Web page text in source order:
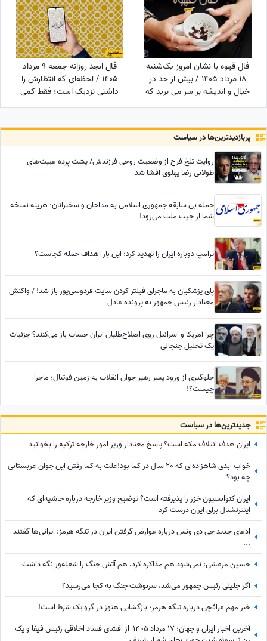
فال قهوه با نشان امروز یک‌شنبه
18 مرداد 1405 / بیش از حد در
خیال و اندیشه بر سر می برید که
این ...
فال ابجد روزانه جمعه 9 مرداد
1405 / لحظه‌ای که انتظارش را
داشتی نزدیک است؛ فقط کمی
دیگر صبر کن تا نور زندگی‌ات را پر
پربازدید‌ترین‌ها در سیاست
روایت تلخ فرح از وضعیت روحی فرزندش/ پشت پرده غیبت‌های
طولانی رضا پهلوی افشا شد
حمله بی سابقه جمهوری اسلامی به مداحان و سخنرانان؛ هزینه نسخه
شما از جیب ملت می‌رود!
ترامپ دوباره ایران را تهدید کرد؛ این بار اهداف حمله کجاست؟
پای پزشکیان به ماجرای فیلتر کردن سایت فردوسی‌پور باز شد! / واکنش
معنادار رئیس جمهور به پرونده عادل
چرا آمریکا و اسرائیل روی اصلاح‌طلبان ایران حساب باز می‌کنند؟ جزئیات
یک تحلیل جنجالی
جلوگیری از ورود پسر رهبر جوان انقلاب به زمین فوتبال؛ ماجرا
چیست؟!
جدید‌ترین‌ها در سیاست
ایران هدف ائتلاف مکه است؟ پاسخ معنادار وزیر امور خارجه ترکیه را بخوانید
خواب ابدی شاهزاده‌ای که 20 سال در کما بود!علت به کما رفتن این جوان عربستانی
چه بود؟
ایران کنوانسیون خزر را پذیرفته است؟ توضیح وزیر خارجه درباره حاشیه‌ای که
اینترنشنال برای ایران درست کرد
ادعای جدید جی دی ونس درباره عوارض گرفتن ایران در تنگه هرمز: ایرانی‌ها گفتند
...
حسین مرعشی: نمی‌شود هم مذاکره کرد، هم آتش جنگ را شعله‌ور نگه داشت
اگر جلیلی رئیس جمهور می‌شد، سرنوشت جنگ به کجا می‌رسید؟
خبر مهم عراقچی درباره تنگه هرمز؛ بازگشایی هنوز در گرو یک شرط است!
آخرین اخبار ایران و جهان؛ 17 مرداد 1405| از افشای فساد اخلاقی رئیس فیفا و یک